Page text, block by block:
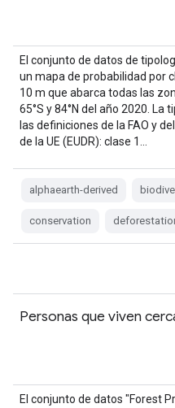
El conjunto de datos de
un mapa de probabilidad por
10 m que abarca todas las
65°S y 84°N del año 2020. La
las definiciones de la FAO y
de la UE (EUDR): clase 1…
alphaearth-derived
conservation
Personas que viven
El conjunto de datos "Forest